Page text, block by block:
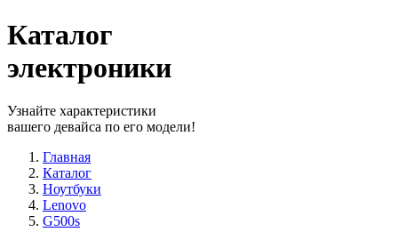
Каталог
электроники
Узнайте характеристики
вашего девайса по его модели!
Главная
Каталог
Ноутбуки
Lenovo
G500s